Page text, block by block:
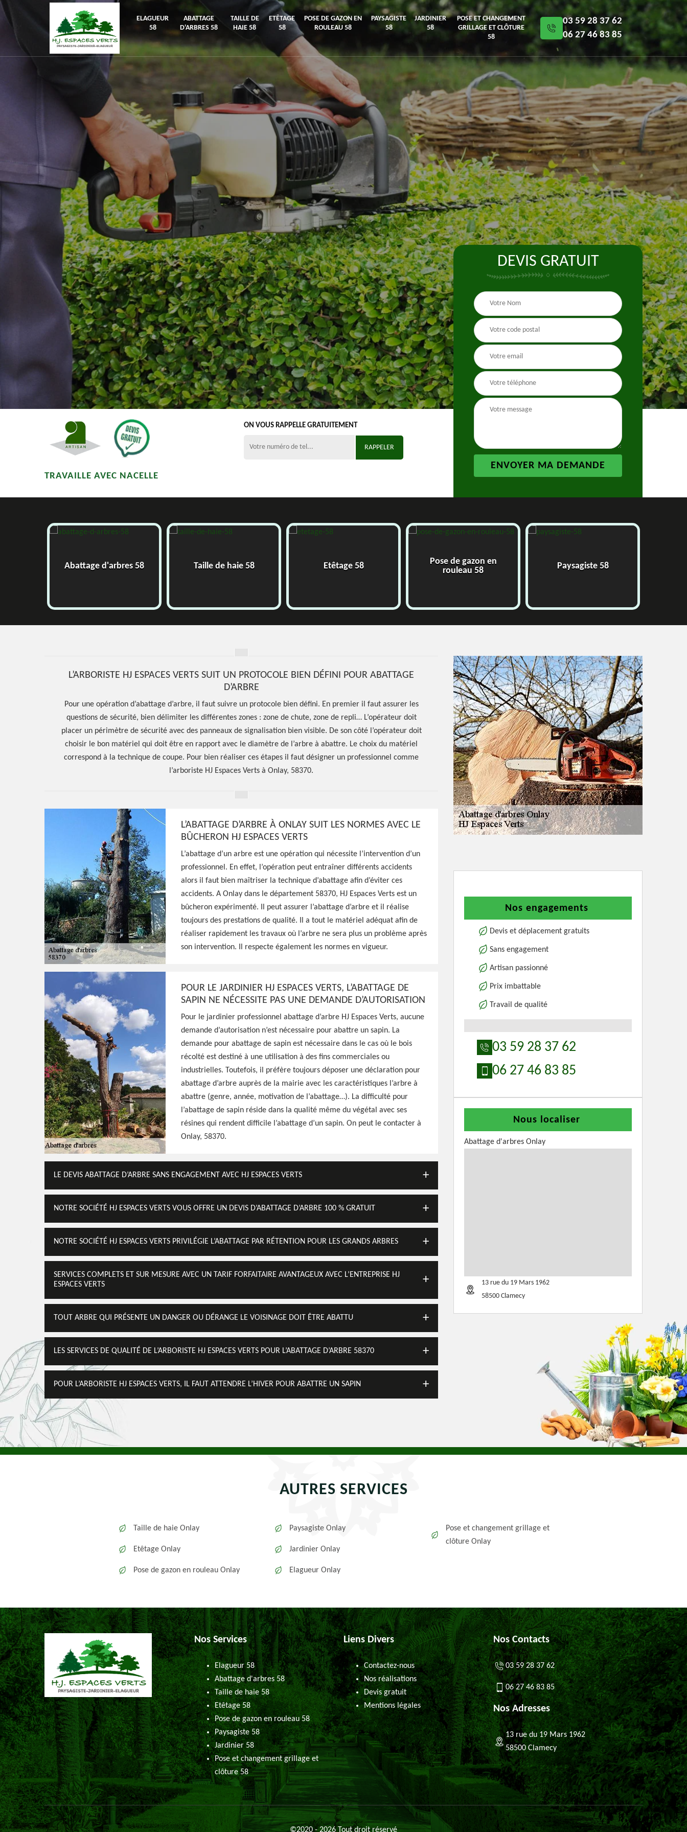
ELAGUEUR
58
ABATTAGE
D'ARBRES 58
TAILLE DE
HAIE 58
ETÊTAGE
58
POSE DE GAZON EN
ROULEAU 58
PAYSAGISTE
58
JARDINIER
58
POSE ET CHANGEMENT
GRILLAGE ET CLÔTURE
58
03 59 28 37 62
06 27 46 83 85
Hoerter Joseph Elagage 58
Entreprise abattage
d'arbres Onlay 58370
HJ Espaces Verts est un jardinier professionnel à Onlay 58370 qui
propose ses services pour s'occuper de l'abattage de vos arbres,
prends les précautions nécessaires pour ce faire
Voir Nos Realisations Contactez-Nous!
TRAVAILLE AVEC NACELLE
ON VOUS RAPPELLE GRATUITEMENT
DEVIS GRATUIT
Abattage d'arbres 58 Taille de haie 58 Etêtage 58
Pose de gazon en
rouleau 58
Paysagiste 58
L’ARBORISTE HJ ESPACES VERTS SUIT UN PROTOCOLE BIEN DÉFINI POUR ABATTAGE
D’ARBRE
Pour une opération d’abattage d’arbre, il faut suivre un protocole bien défini. En premier il faut assurer les
questions de sécurité, bien délimiter les différentes zones : zone de chute, zone de repli… L’opérateur doit
placer un périmètre de sécurité avec des panneaux de signalisation bien visible. De son côté l’opérateur doit
choisir le bon matériel qui doit être en rapport avec le diamètre de l’arbre à abattre. Le choix du matériel
correspond à la technique de coupe. Pour bien réaliser ces étapes il faut désigner un professionnel comme
l’arboriste HJ Espaces Verts à Onlay, 58370.
L’ABATTAGE D’ARBRE À ONLAY SUIT LES NORMES AVEC LE
BÛCHERON HJ ESPACES VERTS
L’abattage d’un arbre est une opération qui nécessite l’intervention d’un
professionnel. En effet, l’opération peut entraîner différents accidents
alors il faut bien maîtriser la technique d’abattage afin d’éviter ces
accidents. A Onlay dans le département 58370, HJ Espaces Verts est un
bûcheron expérimenté. Il peut assurer l’abattage d’arbre et il réalise
toujours des prestations de qualité. Il a tout le matériel adéquat afin de
réaliser rapidement les travaux où l’arbre ne sera plus un problème après
son intervention. Il respecte également les normes en vigueur.
POUR LE JARDINIER HJ ESPACES VERTS, L’ABATTAGE DE
SAPIN NE NÉCESSITE PAS UNE DEMANDE D’AUTORISATION
Pour le jardinier professionnel abattage d’arbre HJ Espaces Verts, aucune
demande d’autorisation n’est nécessaire pour abattre un sapin. La
demande pour abattage de sapin est nécessaire dans le cas où le bois
récolté est destiné à une utilisation à des fins commerciales ou
industrielles. Toutefois, il préfère toujours déposer une déclaration pour
abattage d’arbre auprès de la mairie avec les caractéristiques l’arbre à
abattre (genre, année, motivation de l’abattage…). La difficulté pour
l’abattage de sapin réside dans la qualité même du végétal avec ses
résines qui rendent difficile l’abattage d’un sapin. On peut le contacter à
Onlay, 58370.
LE DEVIS ABATTAGE D’ARBRE SANS ENGAGEMENT AVEC HJ ESPACES VERTS
NOTRE SOCIÉTÉ HJ ESPACES VERTS VOUS OFFRE UN DEVIS D’ABATTAGE D’ARBRE 100 % GRATUIT
NOTRE SOCIÉTÉ HJ ESPACES VERTS PRIVILÉGIE L’ABATTAGE PAR RÉTENTION POUR LES GRANDS ARBRES
SERVICES COMPLETS ET SUR MESURE AVEC UN TARIF FORFAITAIRE AVANTAGEUX AVEC L’ENTREPRISE HJ
ESPACES VERTS
TOUT ARBRE QUI PRÉSENTE UN DANGER OU DÉRANGE LE VOISINAGE DOIT ÊTRE ABATTU
LES SERVICES DE QUALITÉ DE L’ARBORISTE HJ ESPACES VERTS POUR L’ABATTAGE D’ARBRE 58370
POUR L’ARBORISTE HJ ESPACES VERTS, IL FAUT ATTENDRE L’HIVER POUR ABATTRE UN SAPIN
Nos engagements
Devis et déplacement gratuits
Sans engagement
Artisan passionné
Prix imbattable
Travail de qualité
03 59 28 37 62
06 27 46 83 85
Nous localiser
Abattage d'arbres Onlay
13 rue du 19 Mars 1962
58500 Clamecy
AUTRES SERVICES
Taille de haie Onlay
Etêtage Onlay
Pose de gazon en rouleau Onlay
Paysagiste Onlay
Jardinier Onlay
Elagueur Onlay
Pose et changement grillage et
clôture Onlay
Nos Services
Elagueur 58
Abattage d'arbres 58
Taille de haie 58
Etêtage 58
Pose de gazon en rouleau 58
Paysagiste 58
Jardinier 58
Pose et changement grillage et
clôture 58
Liens Divers
Contactez-nous
Nos réalisations
Devis gratuit
Mentions légales
Nos Contacts
03 59 28 37 62
06 27 46 83 85
Nos Adresses
13 rue du 19 Mars 1962
58500 Clamecy
©2020 - 2026 Tout droit réservé